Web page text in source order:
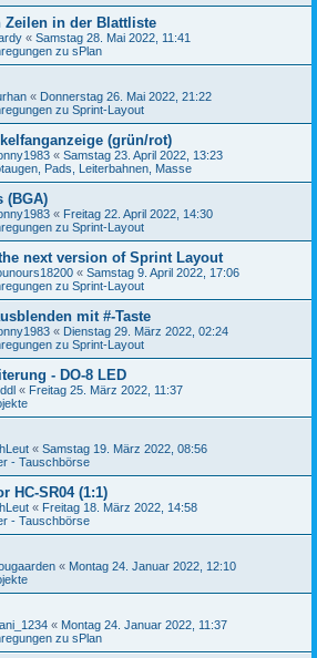
Zeilen in der Blattliste
« Samstag 28. Mai 2022, 11:41
zu sPlan
« Donnerstag 26. Mai 2022, 21:22
zu Sprint-Layout
(grün/rot)
« Samstag 23. April 2022, 13:23
Pads, Leiterbahnen, Masse
(BGA)
« Freitag 22. April 2022, 14:30
zu Sprint-Layout
next version of Sprint Layout
« Samstag 9. April 2022, 17:06
zu Sprint-Layout
mit #-Taste
« Dienstag 29. März 2022, 02:24
zu Sprint-Layout
- DO-8 LED
« Freitag 25. März 2022, 11:37
« Samstag 19. März 2022, 08:56
- Tauschbörse
HC-SR04 (1:1)
« Freitag 18. März 2022, 14:58
- Tauschbörse
« Montag 24. Januar 2022, 12:10
« Montag 24. Januar 2022, 11:37
zu sPlan